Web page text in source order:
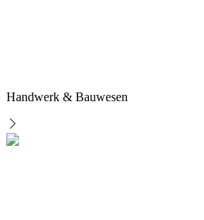
Handwerk & Bauwesen